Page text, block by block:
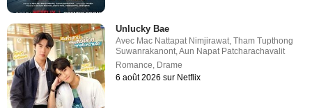
Unlucky Bae
Avec Mac Nattapat Nimjirawat ,Tham Tupthong
Suwanrakanont ,Aun Napat Patcharachavalit
Romance Drame
6 août 2026 sur Netflix